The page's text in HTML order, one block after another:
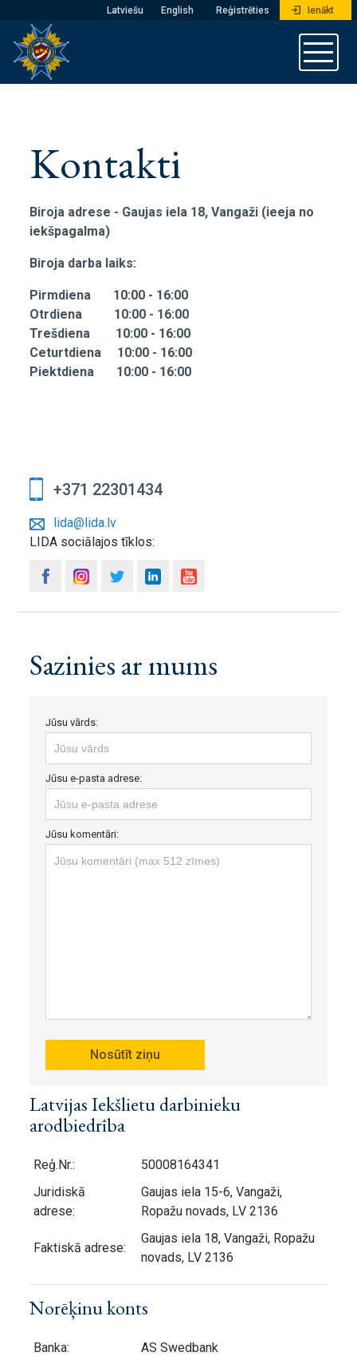
Latviešu English Reģistrēties Ienākt
Kontakti
Biroja adrese - Gaujas iela 18, Vangaži (ieeja no
iekšpagalma)
Biroja darba laiks:
Pirmdiena 10:00 - 16:00
Otrdiena 10:00 - 16:00
Trešdiena 10:00 - 16:00
Ceturtdiena 10:00 - 16:00
Piektdiena 10:00 - 16:00
+371 22301434
lida@lida.lv
LIDA sociālajos tīklos:
Sazinies ar mums
Jūsu vārds:
Jūsu e-pasta adrese:
Jūsu komentāri:
Latvijas Iekšlietu darbinieku
arodbiedrība
Reģ.Nr.:
50008164341
Juridiskā
adrese:
Gaujas iela 15-6, Vangaži,
Ropažu novads, LV 2136
Faktiskā adrese:
Gaujas iela 18, Vangaži, Ropažu
novads, LV 2136
Norēķinu konts
Banka:
AS Swedbank